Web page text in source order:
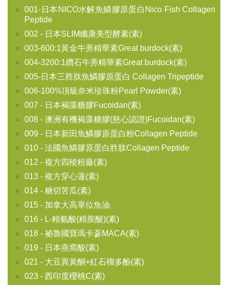
001-日本NICO水解魚鱗膠原蛋白Nico Fish Collagen
Peptide
002 - 日本SLIM纖康美型酵素(素)
003-600:1黃金牛蒡精華素Great burdock(素)
004-3200:1鑽石牛蒡精華素Great burdock(素)
005-日本三胜肽魚鱗膠原蛋白 Collagen Tripeptide
006-100%頂級奈米珍珠粉Pearl Powder(素)
007 - 日本褐藻糖膠Fucoidan(素)
008 - 澳洲有機褐藻糖膠(慈心認證)Fucoidan(素)
009 - 日本新田魚鱗膠原蛋白粉Collagen Peptide
010 - 法國魚鱗膠原蛋白胜肽Collagen Peptide
012 - 複方四稜粉藤(素)
013 - 複方穿心蓮(素)
014 - 糖切苦瓜(素)
015 - 加拿大高單位魚油
016 - L-精氨酸(精胺酸)(素)
018 - 祕魯國寶瑪卡蔘MACA(素)
019 - 日本燕窩酸(素)
021 - 大豆異黃酮+紅石榴多酚(素)
023 - 西印度櫻桃C(素)